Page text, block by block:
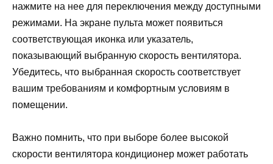
нажмите на нее для переключения между доступными
режимами. На экране пульта может появиться
соответствующая иконка или указатель,
показывающий выбранную скорость вентилятора.
Убедитесь, что выбранная скорость соответствует
вашим требованиям и комфортным условиям в
помещении.
Важно помнить, что при выборе более высокой
скорости вентилятора кондиционер может работать